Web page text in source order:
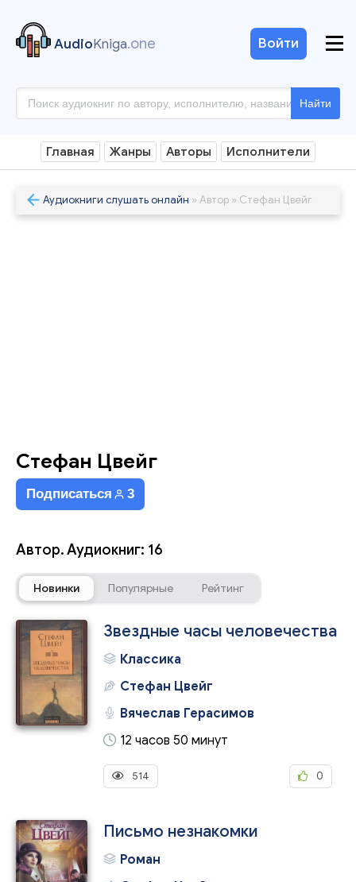
AudioKniga.one
Найти
Войти
Главная Жанры Авторы Исполнители
Аудиокниги слушать онлайн » Автор » Стефан Цвейг
Стефан Цвейг
Подписаться 3
Автор. Аудиокниг: 16
Новинки Популярные Рейтинг
Звездные часы человечества
Классика
Стефан Цвейг
Вячеслав Герасимов
12 часов 50 минут
514 0
Письмо незнакомки
Роман